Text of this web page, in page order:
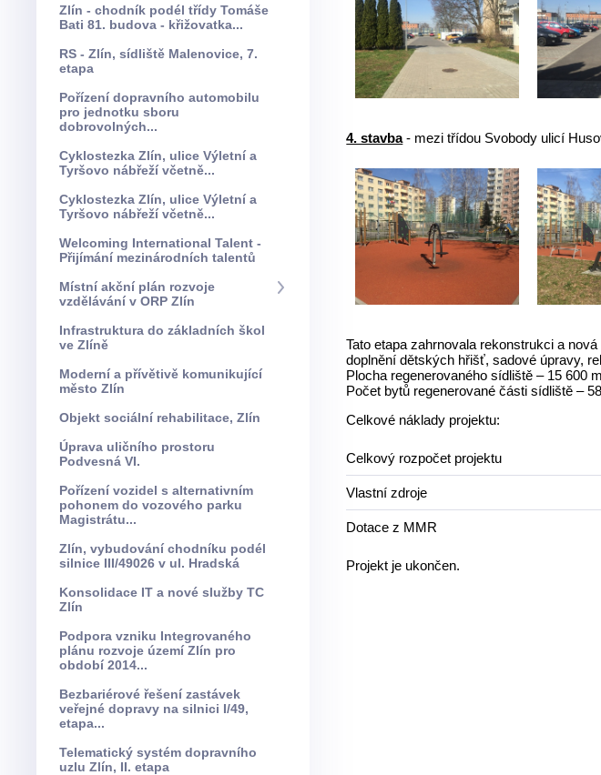
Zlín - chodník podél třídy Tomáše
Bati 81. budova - křižovatka...
RS - Zlín, sídliště Malenovice, 7.
etapa
Pořízení dopravního automobilu
pro jednotku sboru
dobrovolných...
Cyklostezka Zlín, ulice Výletní a
Tyršovo nábřeží včetně...
Cyklostezka Zlín, ulice Výletní a
Tyršovo nábřeží včetně...
Welcoming International Talent -
Přijímání mezinárodních talentů
Místní akční plán rozvoje
vzdělávání v ORP Zlín
Infrastruktura do základních škol
ve Zlíně
Moderní a přívětivě komunikující
město Zlín
Objekt sociální rehabilitace, Zlín
Úprava uličního prostoru
Podvesná VI.
Pořízení vozidel s alternativním
pohonem do vozového parku
Magistrátu...
Zlín, vybudování chodníku podél
silnice III/49026 v ul. Hradská
Konsolidace IT a nové služby TC
Zlín
Podpora vzniku Integrovaného
plánu rozvoje území Zlín pro
období 2014...
Bezbariérové řešení zastávek
veřejné dopravy na silnici I/49,
etapa...
Telematický systém dopravního
uzlu Zlín, II. etapa
4. stavba- mezi třídou Svobody ulicí
Tato etapa zahrnovala rekonstrukci a
doplnění dětských hřišť, sadové úpravy,
Plocha regenerovaného sídliště – 15 600
Počet bytů regenerované části sídliště –
Celkové náklady projektu:
Celkový rozpočet projektu
Vlastní zdroje
Dotace z MMR
Projekt je ukončen.